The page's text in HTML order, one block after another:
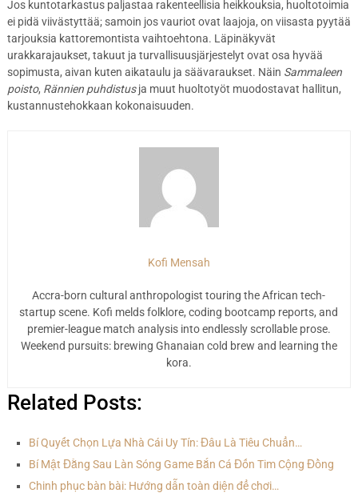
Jos kuntotarkastus paljastaa rakenteellisia heikkouksia, huoltotoimia
ei pidä viivästyttää; samoin jos vauriot ovat laajoja, on viisasta pyytää
tarjouksia kattoremontista vaihtoehtona. Läpinäkyvät
urakkarajaukset, takuut ja turvallisuusjärjestelyt ovat osa hyvää
sopimusta, aivan kuten aikataulu ja säävaraukset. Näin Sammaleen
poisto, Rännien puhdistusja muut huoltotyöt muodostavat hallitun,
kustannustehokkaan kokonaisuuden.
Kofi Mensah
Accra-born cultural anthropologist touring the African tech-
startup scene. Kofi melds folklore, coding bootcamp reports, and
premier-league match analysis into endlessly scrollable prose.
Weekend pursuits: brewing Ghanaian cold brew and learning the
kora.
Related Posts:
Bí Quyết Chọn Lựa Nhà Cái Uy Tín: Đâu Là Tiêu Chuẩn…
Bí Mật Đằng Sau Làn Sóng Game Bắn Cá Đốn Tim Cộng Đồng
Chinh phục bàn bài: Hướng dẫn toàn diện để chơi…